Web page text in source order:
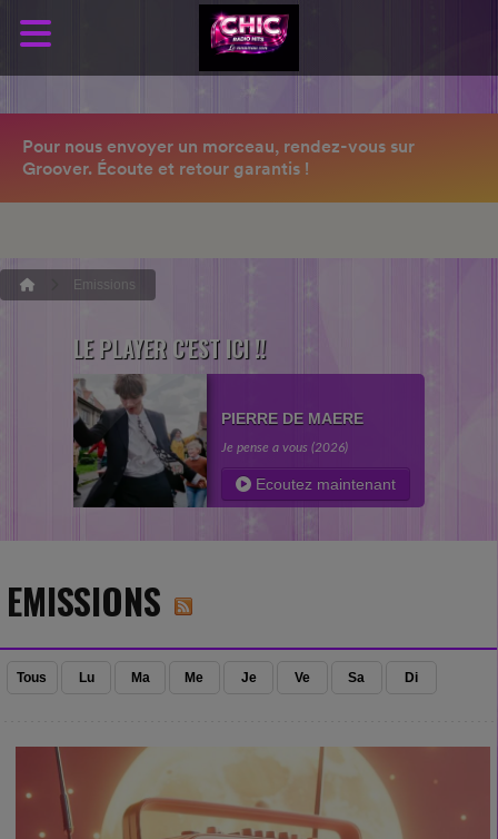
Emissions
LE PLAYER C'EST ICI !!
PIERRE DE MAERE
Je pense a vous (2026)
Ecoutez maintenant
EMISSIONS
Tous Lu Ma Me Je Ve Sa Di